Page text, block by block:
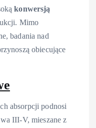
konwersją
Mimo
badania nad
obiecujące
absorpcji podnosi
III-V, mieszane z